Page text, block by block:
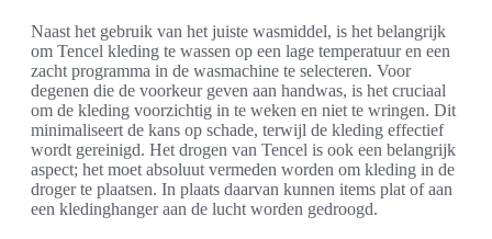
Naast het gebruik van het juiste wasmiddel, is het belangrijk
om Tencel kleding te wassen op een lage temperatuur en een
zacht programma in de wasmachine te selecteren. Voor
degenen die de voorkeur geven aan handwas, is het cruciaal
om de kleding voorzichtig in te weken en niet te wringen. Dit
minimaliseert de kans op schade, terwijl de kleding effectief
wordt gereinigd. Het drogen van Tencel is ook een belangrijk
aspect; het moet absoluut vermeden worden om kleding in de
droger te plaatsen. In plaats daarvan kunnen items plat of aan
een kledinghanger aan de lucht worden gedroogd.